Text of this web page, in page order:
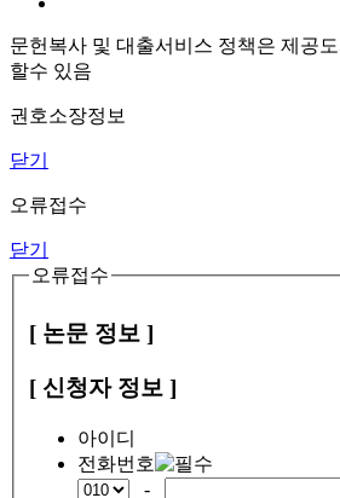
문헌복사 및 대출서비스 정책은 제공
할수 있음
권호소장정보
닫기
오류접수
닫기
오류접수
[ 논문 정보 ]
[ 신청자 정보 ]
아이디
전화번호
-